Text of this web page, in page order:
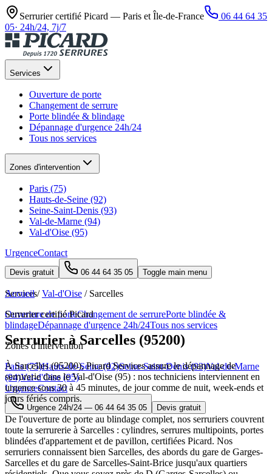
Serrurier certifié Picard — Paris et Île-de-France
06 44 64 35
05· 24h/24, 7j/7
Services
Ouverture de porte
Changement de serrure
Porte blindée & blindage
Dépannage d'urgence 24h/24
Tous nos services
Zones d'intervention
Paris (75)
Hauts-de-Seine (92)
Seine-Saint-Denis (93)
Val-de-Marne (94)
Val-d'Oise (95)
UrgenceContact
Devis gratuit 06 44 64 35 05 Toggle main menu
Services
Ouverture de porteChangement de serrurePorte blindée &
blindageDépannage d'urgence 24h/24Tous nos services
Zones d'intervention
Paris (75)Hauts-de-Seine (92)Seine-Saint-Denis (93)Val-de-Marne
(94)Val-d'Oise (95)
UrgenceContact
Urgence 24h/24 — 06 44 64 35 05 Devis gratuit
Accueil / Val-d'Oise / Sarcelles
Serrurier certifié Picard
Serrurier à Sarcelles (95200)
À Sarcelles (95200), Picard Services assure le dépannage de
serrurerie dans le Val-d'Oise (95) : nos techniciens interviennent en
urgence sous 30 à 45 minutes, de jour comme de nuit, week-ends et
jours fériés compris.
De l'ouverture de porte au blindage complet, nos serruriers couvrent
toute la serrurerie à Sarcelles : cylindres, serrures multipoints, portes
blindées d'appartement et de pavillon, certifiées Picard. Nos
serruriers connaissent bien Sarcelles, des abords du gare de Garges-
Sarcelles et du gare de Sarcelles-Saint-Brice jusqu'aux quartiers